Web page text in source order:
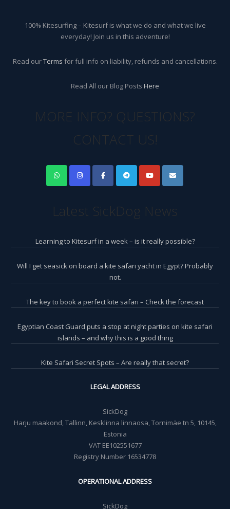
100% Kitesurfing – Kitesurf is what we do and what we live
everyday! Join us in this adventure!
Read ourTerms for full info on liability, refunds and cancellations.
Read All our Blog Posts Here
MORE INFO? QUESTIONS?
CONTACT US!
Latest SickDog News
Learning to Kitesurf in a week – is it really possible?
Will I get seasick on board a kite safari yacht in Egypt? Probably
not.
The key to book a perfect kite safari – Check the forecast
Egyptian Coast Guard puts a stop at night parties on kite safari
islands – and why this is a good thing
Kite Safari Secret Spots – Are really that secret?
LEGAL ADDRESS
SickDog
Harju maakond, Tallinn, Kesklinna linnaosa, Tornimäe tn 5, 10145,
Estonia
VAT EE102551677
Registry Number 16534778
OPERATIONAL ADDRESS
SickDog